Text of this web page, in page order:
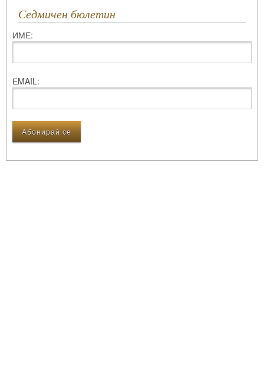
Седмичен бюлетин
ИМЕ:
ЕMAIL: